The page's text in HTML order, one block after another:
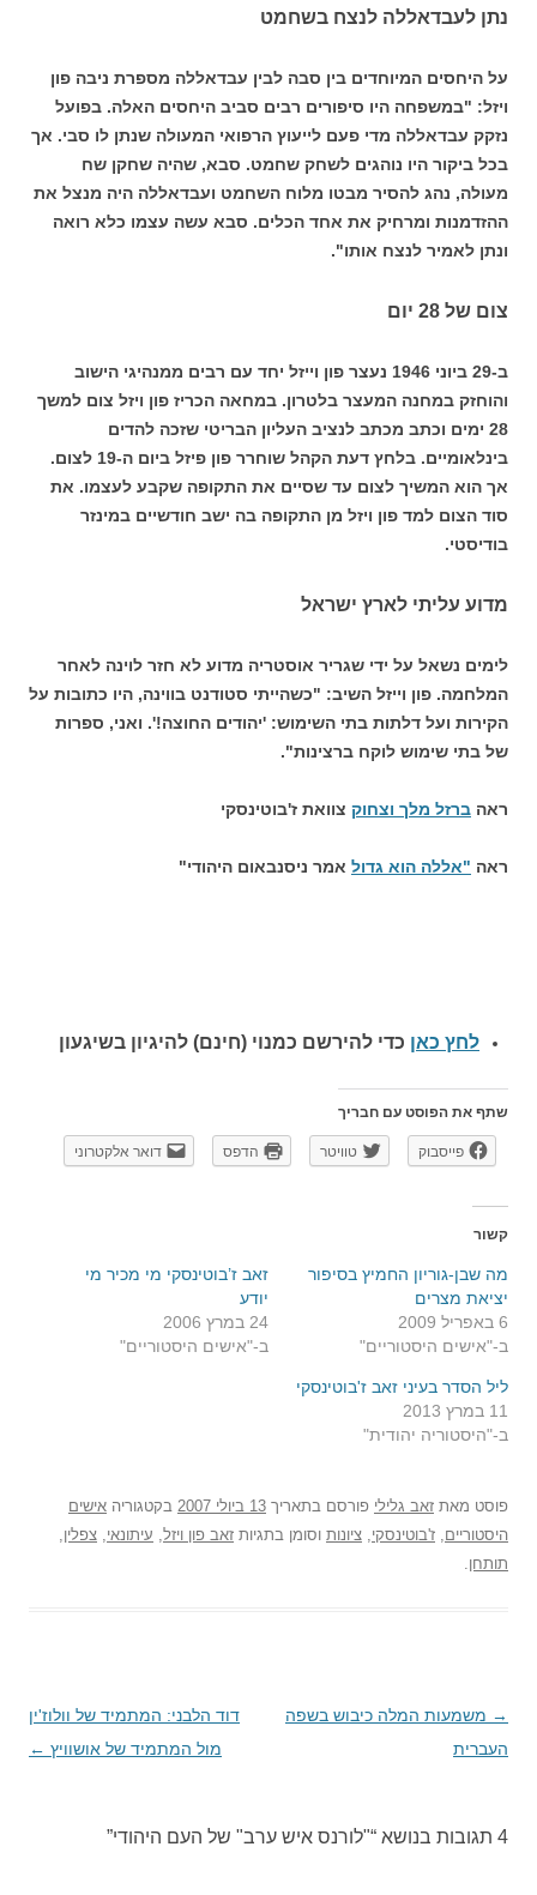
נתן לעבדאללה לנצח בשחמט
על היחסים המיוחדים בין סבה לבין עבדאללה מספרת ניבה פון
ויזל: "במשפחה היו סיפורים רבים סביב היחסים האלה. בפועל
נזקק עבדאללה מדי פעם לייעוץ הרפואי המעולה שנתן לו סבי. אך
בכל ביקור היו נוהגים לשחק שחמט. סבא, שהיה שחקן שח
מעולה, נהג להסיר מבטו מלוח השחמט ועבדאללה היה מנצל את
ההזדמנות ומרחיק את אחד הכלים. סבא עשה עצמו כלא רואה
ונתן לאמיר לנצח אותו".
צום של 28 יום
ב-29 ביוני 1946 נעצר פון וייזל יחד עם רבים ממנהיגי הישוב
והוחזק במחנה המעצר בלטרון. במחאה הכריז פון ויזל צום למשך
28 ימים וכתב מכתב לנציב העליון הבריטי שזכה להדים
בינלאומיים. בלחץ דעת הקהל שוחרר פון פיזל ביום ה-19 לצום.
אך הוא המשיך לצום עד שסיים את התקופה שקבע לעצמו. את
סוד הצום למד פון ויזל מן התקופה בה ישב חודשיים במינזר
בודיסטי.
מדוע עליתי לארץ ישראל
לימים נשאל על ידי שגריר אוסטריה מדוע לא חזר לוינה לאחר
המלחמה. פון וייזל השיב: "כשהייתי סטודנט בווינה, היו כתובות על
הקירות ועל דלתות בתי השימוש: 'יהודים החוצה!'. ואני, ספרות
של בתי שימוש לוקח ברצינות".
ראה ברזל מלך וצחוק צוואת ז'בוטינסקי
ראה "אללה הוא גדול אמר ניסנבאום היהודי"
לחץ כאן כדי להירשם כמנוי (חינם) להיגיון בשיגעון
שתף את הפוסט עם חבריך
פייסבוק טוויטר הדפס דואר אלקטרוני
קשור
מה שבן-גוריון החמיץ בסיפור
יציאת מצרים
6 באפריל 2009
ב-"אישים היסטוריים"
זאב ז’בוטינסקי מי מכיר מי
יודע
24 במרץ 2006
ב-"אישים היסטוריים"
ליל הסדר בעיני זאב ז'בוטינסקי
11 במרץ 2013
ב-"היסטוריה יהודית"
פוסט מאת זאב גלילי פורסם בתאריך 13 ביולי 2007 בקטגוריה אישים
היסטוריים, ז'בוטינסקי, ציונות וסומן בתגיות זאב פון ויזל, עיתונאי, צפלין,
תותחן.
ניווט
בפוסטים
→ משמעות המלה כיבוש בשפה
העברית
דוד הלבני: המתמיד של וולוז'ין
מול המתמיד של אושוויץ ←
4 תגובות בנושא “ "לורנס איש ערב" של העם היהודי”